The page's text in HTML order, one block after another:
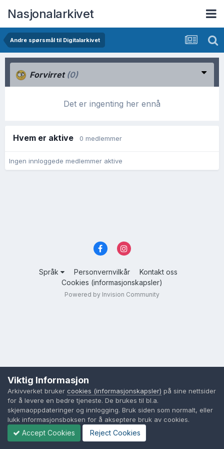
Nasjonalarkivet
Andre spørsmål til Digitalarkivet
Forvirret (0)
Det er ingenting her ennå
Hvem er aktive 0 medlemmer
Ingen innloggede medlemmer aktive
Språk Personvernvilkår
Kontakt oss
Cookies (informasjonskapsler)
Powered by Invision Community
Viktig Informasjon
Arkivverket bruker cookies (informasjonskapsler) på sine nettsider
for å levere en bedre tjeneste. De brukes til bl.a.
skjemaoppdateringer og innlogging. Bruk siden som normalt, eller
lukk informasjonsboksen for å akseptere bruk av cookies.
Accept Cookies Reject Cookies